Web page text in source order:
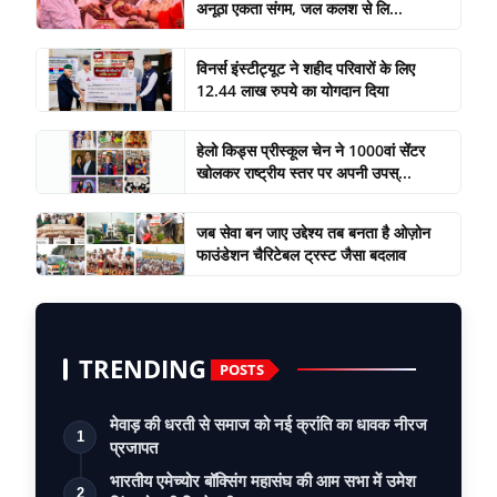
अनूठा एकता संगम, जल कलश से लि...
विनर्स इंस्टीट्यूट ने शहीद परिवारों के लिए
12.44 लाख रुपये का योगदान दिया
हेलो किड्स प्रीस्कूल चेन ने 1000वां सेंटर
खोलकर राष्ट्रीय स्तर पर अपनी उपस्...
जब सेवा बन जाए उद्देश्य तब बनता है ओज़ोन
फाउंडेशन चैरिटेबल ट्रस्ट जैसा बदलाव
TRENDING POSTS
1
मेवाड़ की धरती से समाज को नई क्रांति का धावक नीरज
प्रजापत
2
भारतीय एमेच्योर बॉक्सिंग महासंघ की आम सभा में उमेश